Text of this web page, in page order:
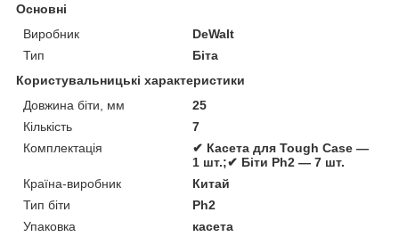
Основні
Виробник
DeWalt
Тип
Біта
Користувальницькі характеристики
Довжина біти, мм
25
Кількість
7
Комплектація
✔ Касета для Tough Case —
1 шт.;✔ Біти Ph2 — 7 шт.
Країна-виробник
Китай
Тип біти
Ph2
Упаковка
касета